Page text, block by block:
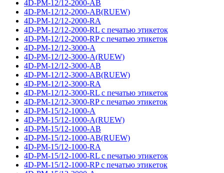
4D-PM-12/12-2000-AB
4D-PM-12/12-2000-AB(RUEW)
4D-PM-12/12-2000-RA
4D-PM-12/12-2000-RL с печатью этикеток
4D-PM-12/12-2000-RP с печатью этикеток
4D-PM-12/12-3000-A
4D-PM-12/12-3000-A(RUEW)
4D-PM-12/12-3000-AB
4D-PM-12/12-3000-AB(RUEW)
4D-PM-12/12-3000-RA
4D-PM-12/12-3000-RL с печатью этикеток
4D-PM-12/12-3000-RP с печатью этикеток
4D-PM-15/12-1000-A
4D-PM-15/12-1000-A(RUEW)
4D-PM-15/12-1000-AB
4D-PM-15/12-1000-AB(RUEW)
4D-PM-15/12-1000-RA
4D-PM-15/12-1000-RL с печатью этикеток
4D-PM-15/12-1000-RP с печатью этикеток